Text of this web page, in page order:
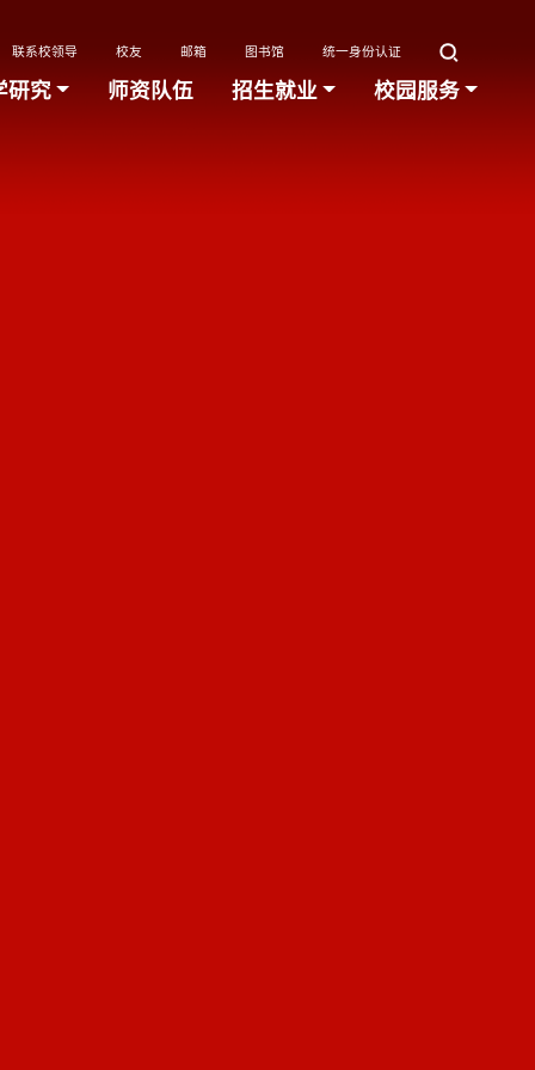
联系校领导 校友 邮箱 图书馆 统一身份认证
研究 师资队伍 招生就业 校园服务